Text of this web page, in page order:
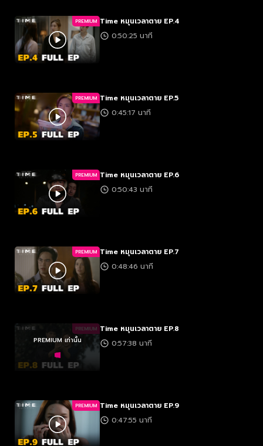
PREMIUM Time หมุนเวลาตาย EP.4
0:50:25 นาที
PREMIUM Time หมุนเวลาตาย EP.5
0:45:17 นาที
PREMIUM Time หมุนเวลาตาย EP.6
0:50:43 นาที
PREMIUM Time หมุนเวลาตาย EP.7
0:48:46 นาที
PREMIUM
PREMIUM เท่านั้น
Time หมุนเวลาตาย EP.8
0:57:38 นาที
PREMIUM Time หมุนเวลาตาย EP.9
0:47:55 นาที